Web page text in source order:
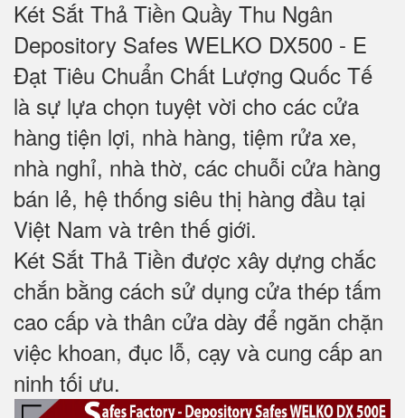
Két Sắt Thả Tiền Quầy Thu Ngân
Depository Safes WELKO DX500 - E
Đạt Tiêu Chuẩn Chất Lượng Quốc Tế
là sự lựa chọn tuyệt vời cho các cửa
hàng tiện lợi, nhà hàng, tiệm rửa xe,
nhà nghỉ, nhà thờ, các chuỗi cửa hàng
bán lẻ, hệ thống siêu thị hàng đầu tại
Việt Nam và trên thế giới.
Két Sắt Thả Tiền được xây dựng chắc
chắn bằng cách sử dụng cửa thép tấm
cao cấp và thân cửa dày để ngăn chặn
việc khoan, đục lỗ, cạy và cung cấp an
ninh tối ưu.